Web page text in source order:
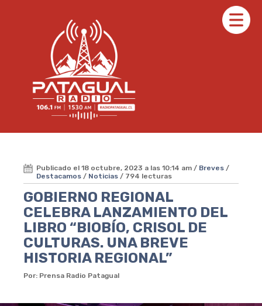
Publicado el 18 octubre, 2023 a las 10:14 am / Breves /
Destacamos / Noticias / 794 lecturas
GOBIERNO REGIONAL
CELEBRA LANZAMIENTO DEL
LIBRO “BIOBÍO, CRISOL DE
CULTURAS. UNA BREVE
HISTORIA REGIONAL”
Por: Prensa Radio Patagual